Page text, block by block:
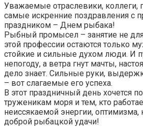
Уважаемые отраслевики, коллеги,
самые искренние поздравления с
праздником – Днем рыбака!
Рыбный промысел – занятие не
этой профессии остаются только
стойкие и сильные духом люди. И
непогоду, а ветра гнут мачты,
дело знает. Сильные руки,
– вот слагаемые его успеха.
В этот праздничный день хочется
труженикам моря и тем, кто
неиссякаемой энергии, оптимизма,
доброй рыбацкой удачи!